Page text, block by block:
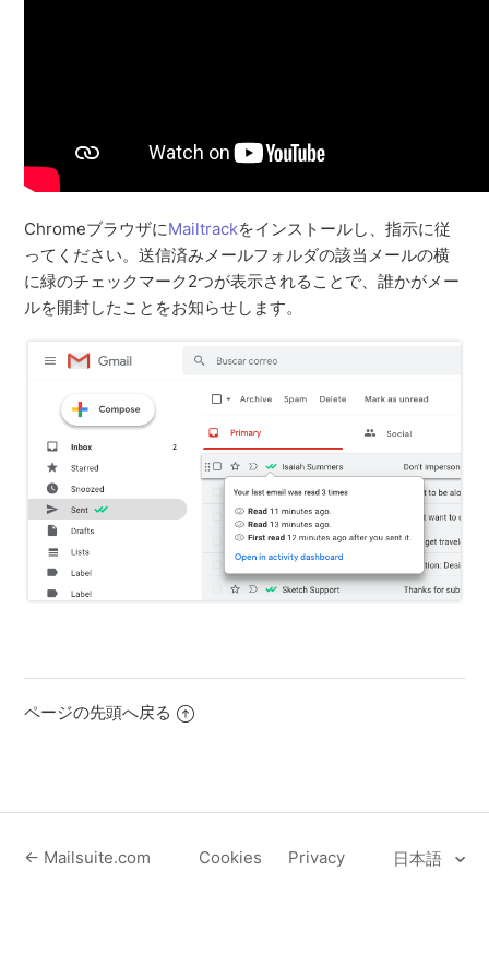
ChromeブラウザにMailtrackをインストールし、指示に従
ってください。送信済みメールフォルダの該当メールの横
に緑のチェックマーク2つが表示されることで、誰かがメー
ルを開封したことをお知らせします。
ページの先頭へ戻る
← Mailsuite.com Cookies Privacy 日本語